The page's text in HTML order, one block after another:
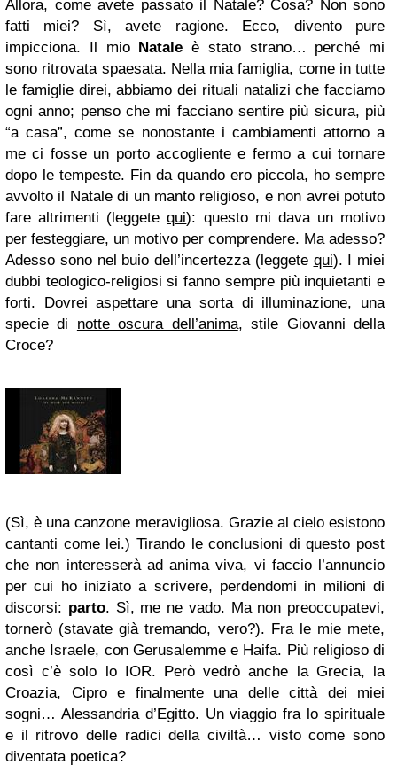
Allora, come avete passato il Natale? Cosa? Non sono
fatti miei? Sì, avete ragione. Ecco, divento pure
impicciona. Il mio Natale è stato strano… perché mi
sono ritrovata spaesata. Nella mia famiglia, come in tutte
le famiglie direi, abbiamo dei rituali natalizi che facciamo
ogni anno; penso che mi facciano sentire più sicura, più
“a casa”, come se nonostante i cambiamenti attorno a
me ci fosse un porto accogliente e fermo a cui tornare
dopo le tempeste. Fin da quando ero piccola, ho sempre
avvolto il Natale di un manto religioso, e non avrei potuto
fare altrimenti (leggetequi): questo mi dava un motivo
per festeggiare, un motivo per comprendere. Ma adesso?
Adesso sono nel buio dell’incertezza (leggete qui). I miei
dubbi teologico-religiosi si fanno sempre più inquietanti e
forti. Dovrei aspettare una sorta di illuminazione, una
specie di notte oscura dell’anima, stile Giovanni della
Croce?
(Sì, è una canzone meravigliosa. Grazie al cielo esistono
cantanti come lei.) Tirando le conclusioni di questo post
che non interesserà ad anima viva, vi faccio l’annuncio
per cui ho iniziato a scrivere, perdendomi in milioni di
discorsi: parto. Sì, me ne vado. Ma non preoccupatevi,
tornerò (stavate già tremando, vero?). Fra le mie mete,
anche Israele, con Gerusalemme e Haifa. Più religioso di
così c’è solo lo IOR. Però vedrò anche la Grecia, la
Croazia, Cipro e finalmente una delle città dei miei
sogni… Alessandria d’Egitto. Un viaggio fra lo spirituale
e il ritrovo delle radici della civiltà… visto come sono
diventata poetica?